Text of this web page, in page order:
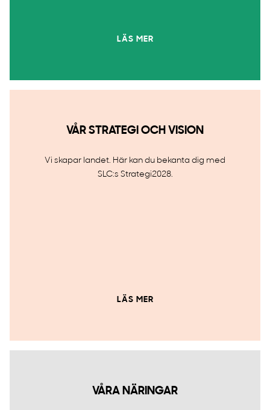
LÄS MER
VÅR STRATEGI OCH VISION
Vi skapar landet. Här kan du bekanta dig med
SLC:s Strategi2028.
LÄS MER
VÅRA NÄRINGAR